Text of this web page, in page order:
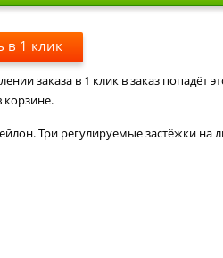
в 1 клик
заказа в 1 клик в заказ попадёт
корзине.
Три регулируемые застёжки на